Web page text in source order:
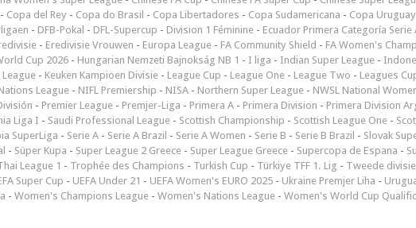
- Copa del Rey - Copa do Brasil - Copa Libertadores - Copa Sudamericana - Copa Uruguay
- DFB-Pokal - DFL-Supercup - Division 1 Féminine - Ecuador Primera Categoría Serie
- Eredivisie Vrouwen - Europa League - FA Community Shield - FA Women's
Cup 2026 - Hungarian Nemzeti Bajnokság NB 1 - I liga - Indian Super League -
League - Keuken Kampioen Divisie - League Cup - League One - League Two - Leagues
League - NIFL Premiership - NISA - Northern Super League - NWSL National
- Premier League - Premjer-Liga - Primera A - Primera Division - Primera Division
Liga I - Saudi Professional League - Scottish Championship - Scottish League One -
SuperLiga - Serie A - Serie A Brazil - Serie A Women - Serie B - Serie B Brazil - Slovak
- Süper Kupa - Super League 2 Greece - Super League Greece - Supercopa de Espana -
League 1 - Trophée des Champions - Turkish Cup - Türkiye TFF 1. Lig - Tweede divisie
Super Cup - UEFA Under 21 - UEFA Women's EURO 2025 - Ukraine Premjer Liha -
- Women's Champions League - Women's Nations League - Women's World Cup